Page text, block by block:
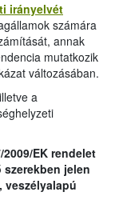
irányelvét
számára
annak
mutatkozik
változásában.
a
EK rendelet
jelen
veszélyalapú